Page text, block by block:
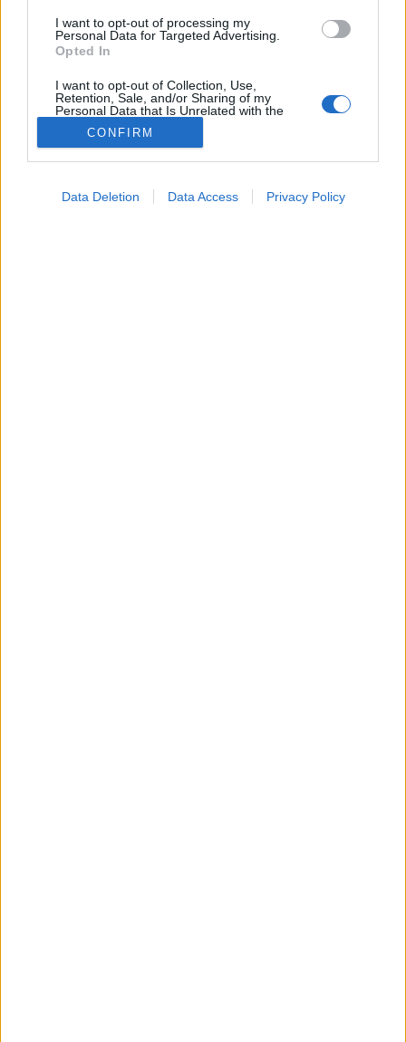
I want to opt-out of processing my
Personal Data for Targeted Advertising.
Opted In
I want to opt-out of Collection, Use,
Retention, Sale, and/or Sharing of my
Personal Data that Is Unrelated with the
Purposes for which it was collected.
Opted Out
CONFIRM
Data Deletion Data Access Privacy Policy